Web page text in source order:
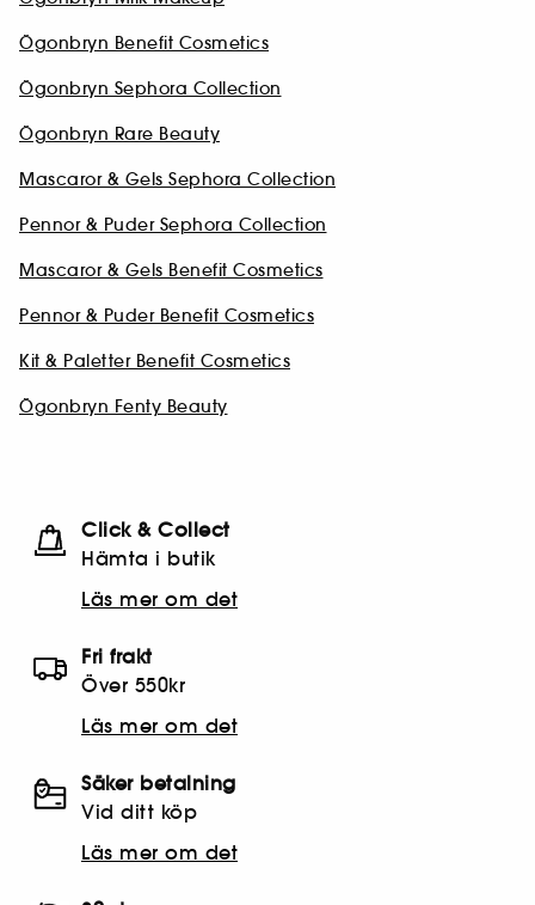
Ögonbryn Benefit Cosmetics
Ögonbryn Sephora Collection
Ögonbryn Rare Beauty
Mascaror & Gels Sephora Collection
Pennor & Puder Sephora Collection
Mascaror & Gels Benefit Cosmetics
Pennor & Puder Benefit Cosmetics
Kit & Paletter Benefit Cosmetics
Ögonbryn Fenty Beauty
Click & Collect
Hämta i butik​
Läs mer om det
Fri frakt
Över 550kr
Läs mer om det
Säker betalning
Vid ditt köp
Läs mer om det